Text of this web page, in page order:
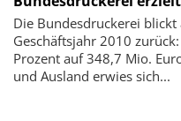
Die Bundesdruckerei
Geschäftsjahr 2010
Prozent auf 348,7 Mio.
und Ausland erwies sich...